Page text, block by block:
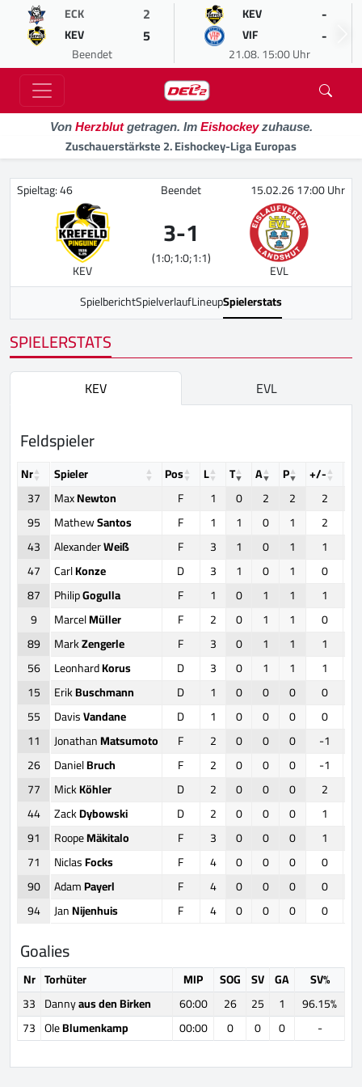
ECK 2
KEV 5
Beendet
KEV -
VIF -
21.08. 15:00 Uhr
Von Herzblutgetragen. Im Eishockeyzuhause.
Zuschauerstärkste 2. Eishockey-Liga Europas
Spieltag: 46 Beendet 15.02.26 17:00 Uhr
KEV
3-1
(1:0;1:0;1:1)
EVL
SpielberichtSpielverlaufLineupSpielerstats
SPIELERSTATS
KEV EVL
Feldspieler
Nr Spieler Pos L T A P +/-
37
MaxNewton F 1 0 2 2 2
95
MathewSantos F 1 1 0 1 2
43
AlexanderWeiß F 3 1 0 1 1
47
CarlKonze D 3 1 0 1 0
87
PhilipGogulla F 1 0 1 1 1
9
MarcelMüller F 2 0 1 1 0
89
MarkZengerle F 3 0 1 1 1
56
LeonhardKorus D 3 0 1 1 1
15
ErikBuschmann D 1 0 0 0 0
55
DavisVandane D 1 0 0 0 0
11
JonathanMatsumoto F 2 0 0 0 -1
26
DanielBruch F 2 0 0 0 -1
77
MickKöhler D 2 0 0 0 2
44
ZackDybowski D 2 0 0 0 1
91
RoopeMäkitalo F 3 0 0 0 1
71
NiclasFocks F 4 0 0 0 0
90
AdamPayerl F 4 0 0 0 0
94
JanNijenhuis F 4 0 0 0 0
Goalies
Nr Torhüter MIP SOG SV GA
SV%
33 Dannyaus den Birken 60:00 26 25 1
96.15%
73 OleBlumenkamp 00:00 0 0 0 -